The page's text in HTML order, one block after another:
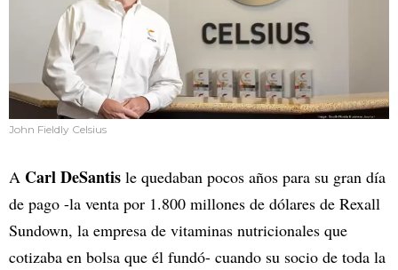
John Fieldly Celsius
A Carl DeSantis le quedaban pocos años para su gran día
de pago -la venta por 1.800 millones de dólares de Rexall
Sundown, la empresa de vitaminas nutricionales que
cotizaba en bolsa que él fundó- cuando su socio de toda la